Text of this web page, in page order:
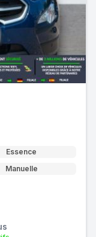
Essence
Manuelle